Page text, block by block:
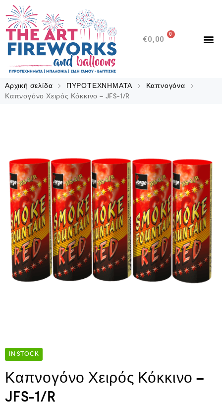
€0,00
0
Αρχική σελίδα ΠΥΡΟΤΕΧΝΗΜΑΤΑ
Καπνογόνα
Καπνογόνο Χειρός Κόκκινο – JFS-1/R
IN STOCK
Καπνογόνο Χειρός Κόκκινο –
JFS-1/R